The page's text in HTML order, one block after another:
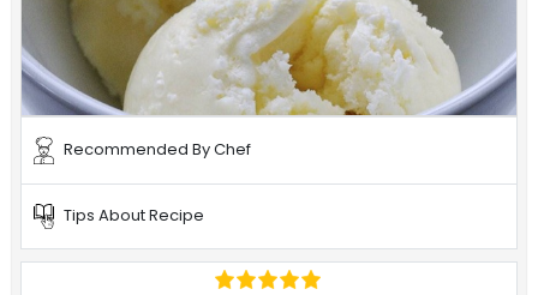
Recommended By Chef
Tips About Recipe